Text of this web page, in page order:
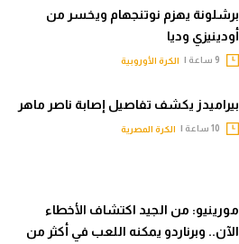
برشلونة يهزم نوتنجهام ويخسر من
أودينيزي وديا
الكرة الأوروبية
بيراميدز يكشف تفاصيل إصابة ناصر ماهر
الكرة المصرية
مورينيو: من الجيد اكتشاف الأخطاء
الآن.. وبرناردو يمكنه اللعب في أكثر من